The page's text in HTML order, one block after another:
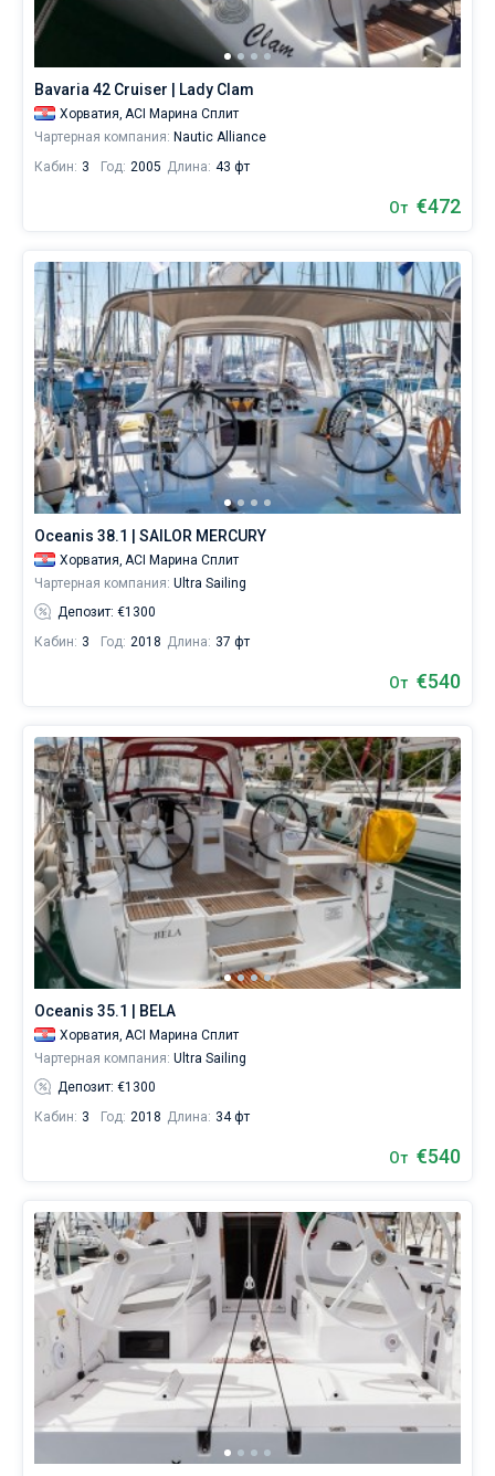
предложений
400€,
как
для
спокойного
яхтсменов,
которые
представляют
себе
жизни
без
паруса.
Ближайшие
регионы
для
яхтинга:
Сплит,
Трогир
Кастель
Гомилица,
Сегет
Подстрана
Вода
Bavaria 42 Cruiser | Lady Clam
Хорватия, ACI Марина Сплит
Чартерная компания: Nautic Alliance
Кабин: 3 Год: 2005 Длина: 43 фт
От €472
Oceanis 38.1 | SAILOR MERCURY
Хорватия, ACI Марина Сплит
Чартерная компания: Ultra Sailing
Депозит: €1300
Кабин: 3 Год: 2018 Длина: 37 фт
От €540
Oceanis 35.1 | BELA
Хорватия, ACI Марина Сплит
Чартерная компания: Ultra Sailing
Депозит: €1300
Кабин: 3 Год: 2018 Длина: 34 фт
От €540
Без шкипера
Со шкипером